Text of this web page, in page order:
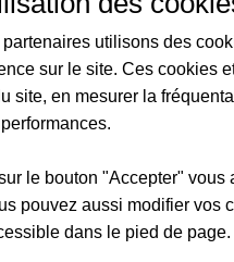
partenaires utilisons des
sur le site. Ces cookies
site, en mesurer la
le bouton "Accepter"
pouvez aussi modifier vos
dans le pied de page.